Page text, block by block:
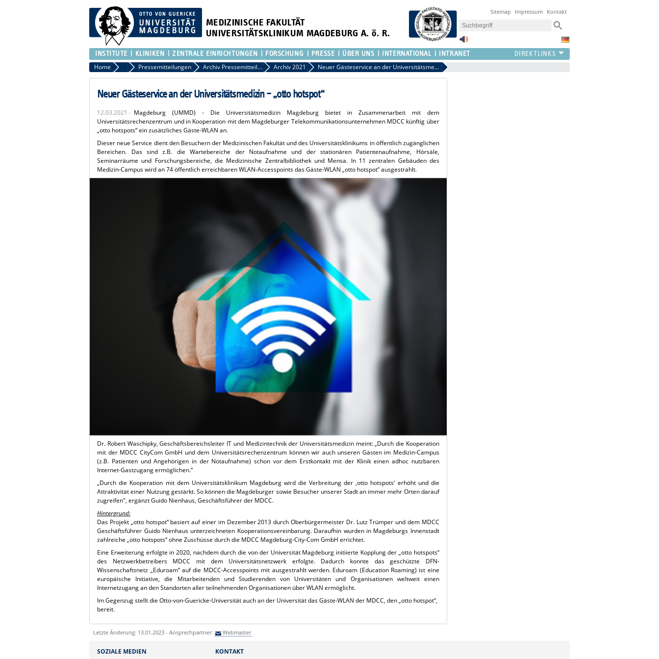
MEDIZINISCHE FAKULTÄT
UNIVERSITÄTSKLINIKUM MAGDEBURG A. ö. R.
Sitemap Impressum Kontakt
INSTITUTE KLINIKEN ZENTRALE EINRICHTUNGEN FORSCHUNG PRESSE ÜBER UNS INTERNATIONAL INTRANET
Home PressePressemitteilungen Archiv Pressemitteilungen Archiv 2021 Neuer Gästeservice an der Universitätsmedizin – „otto hotspot“
Neuer Gästeservice an der Universitätsmedizin – „otto hotspot“
12.03.2021 - Magdeburg (UMMD) - Die Universitätsmedizin Magdeburg bietet in Zusammenarbeit mit dem
Universitätsrechenzentrum und in Kooperation mit dem Magdeburger Telekommunikationsunternehmen MDCC künftig über
„otto hotspots“ ein zusätzliches Gäste-WLAN an.
Dieser neue Service dient den Besuchern der Medizinischen Fakultät und des Universitätsklinikums in öffentlich zugänglichen
Bereichen. Das sind z.B. die Wartebereiche der Notaufnahme und der stationären Patientenaufnahme, Hörsäle,
Seminarräume und Forschungsbereiche, die Medizinische Zentralbibliothek und Mensa. In 11 zentralen Gebäuden des
Medizin-Campus wird an 74 öffentlich erreichbaren WLAN-Accesspoints das Gäste-WLAN „otto hotspot“ ausgestrahlt.
Dr. Robert Waschipky, Geschäftsbereichsleiter IT und Medizintechnik der Universitätsmedizin meint: „Durch die Kooperation
mit der MDCC CityCom GmbH und dem Universitätsrechenzentrum können wir auch unseren Gästen im Medizin-Campus
(z.B. Patienten und Angehörigen in der Notaufnahme) schon vor dem Erstkontakt mit der Klinik einen adhoc nutzbaren
Internet-Gastzugang ermöglichen.“
„Durch die Kooperation mit dem Universitätsklinikum Magdeburg wird die Verbreitung der ‚otto hotspots‘ erhöht und die
Attraktivität einer Nutzung gestärkt. So können die Magdeburger sowie Besucher unserer Stadt an immer mehr Orten darauf
zugreifen", ergänzt Guido Nienhaus, Geschäftsführer der MDCC.
Hintergrund:
Das Projekt „otto hotspot“ basiert auf einer im Dezember 2013 durch Oberbürgermeister Dr. Lutz Trümper und dem MDCC
Geschäftsführer Guido Nienhaus unterzeichneten Kooperationsvereinbarung. Daraufhin wurden in Magdeburgs Innenstadt
zahlreiche „otto hotspots“ ohne Zuschüsse durch die MDCC Magdeburg-City-Com GmbH errichtet.
Eine Erweiterung erfolgte in 2020, nachdem durch die von der Universität Magdeburg initiierte Kopplung der „otto hotspots“
des Netzwerkbetreibers MDCC mit dem Universitätsnetzwerk erfolgte. Dadurch konnte das geschützte DFN-
Wissenschaftsnetz „Eduroam“ auf die MDCC-Accesspoints mit ausgestrahlt werden. Eduroam (Education Roaming) ist eine
europäische Initiative, die Mitarbeitenden und Studierenden von Universitäten und Organisationen weltweit einen
Internetzugang an den Standorten aller teilnehmenden Organisationen über WLAN ermöglicht.
Im Gegenzug stellt die Otto-von-Guericke-Universität auch an der Universität das Gäste-WLAN der MDCC, den „otto hotspot“,
bereit.
Letzte Änderung: 13.01.2023 - Ansprechpartner: Webmaster
SOZIALE MEDIEN KONTAKT